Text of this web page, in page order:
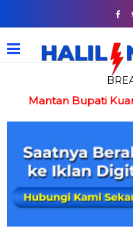
Mantan Bupati